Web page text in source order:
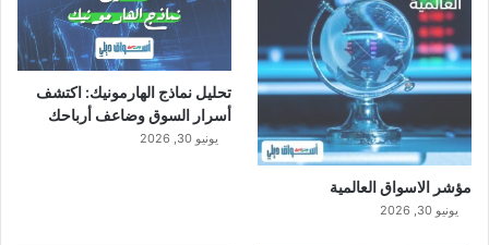
مؤشر الاسواق العالمية
يونيو 30, 2026
تحليل نماذج الهارمونيك: اكتشف
أسرار السوق وضاعف أرباحك
يونيو 30, 2026